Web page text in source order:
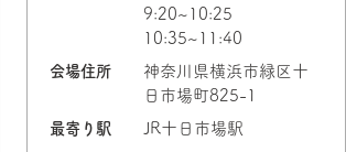
9:20~10:25
10:35~11:40
会場住所
神奈川県横浜市緑区十
日市場町825-1
最寄り駅
JR十日市場駅